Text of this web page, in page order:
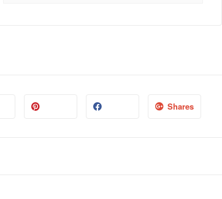
Shares